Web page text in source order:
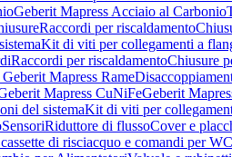
Geberit Mapress Acciaio al Carbonio
Raccordi per riscaldamento
Kit di viti per collegamenti a
Raccordi per riscaldamentoChiusure
Mapress Rame
Mapress CuNiFeGeberit
del sistemaKit di viti per
SensoriRiduttore di flussoCover e
di risciacquo e comandi per